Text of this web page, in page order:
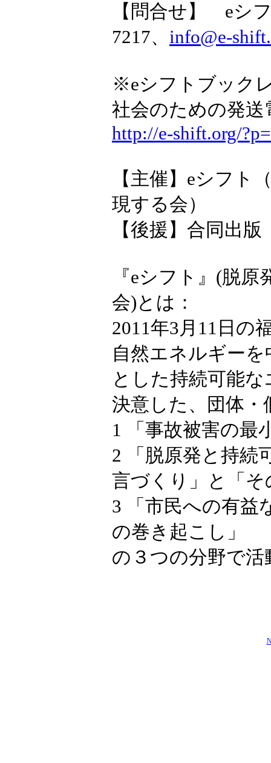
【問合せ】 eシ
7217、 info@e-
※eシフトブック
社会のための発送
http://e-shift.org/
【主催】eシフト
現する会）
【後援】合同出版
『eシフト』(脱
会)とは：
2011年3月11日の
自然エネルギーを
とした持続可能
決意した、団体
1 「事故被害の最
2 「脱原発と持続
言づくり」と「そ
3 「市民への有益
の巻き起こし」
の３つの分野で